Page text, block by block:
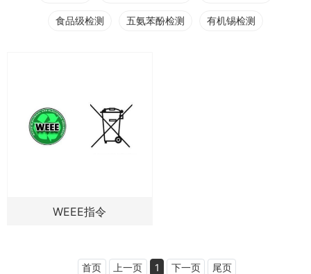
食品级检测 五氨苯酚检测 有机锡检测
WEEE指令
首页 上一页 1 下一页 尾页